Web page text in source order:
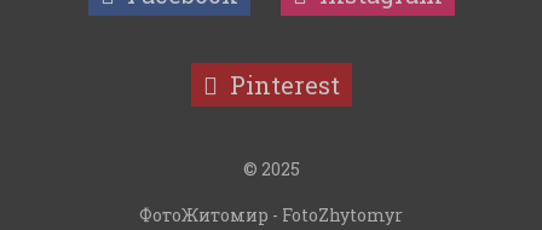
Pinterest
© 2025
ФотоЖитомир - FotoZhytomyr